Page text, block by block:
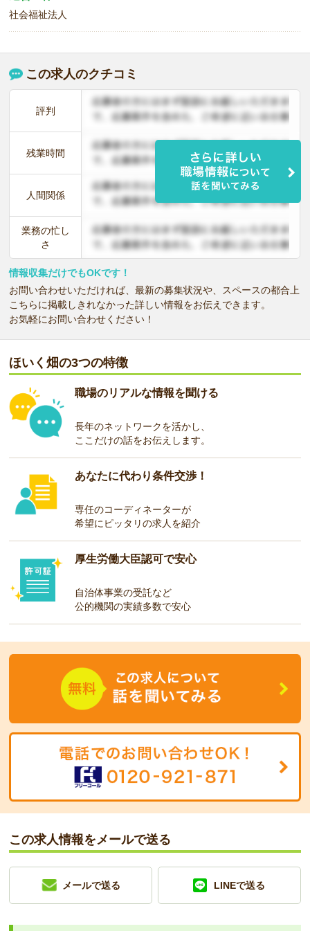
社会福祉法人
この求人のクチコミ
評判
残業時間
人間関係
業務の忙し
さ
情報収集だけでもOKです！
お問い合わせいただければ、最新の募集状況や、スペースの都合上
こちらに掲載しきれなかった詳しい情報をお伝えできます。
お気軽にお問い合わせください！
ほいく畑の3つの特徴
職場のリアルな情報を聞ける
長年のネットワークを活かし、
ここだけの話をお伝えします。
あなたに代わり条件交渉！
専任のコーディネーターが
希望にピッタリの求人を紹介
厚生労働大臣認可で安心
自治体事業の受託など
公的機関の実績多数で安心
この求人情報をメールで送る
メールで送る LINEで送る